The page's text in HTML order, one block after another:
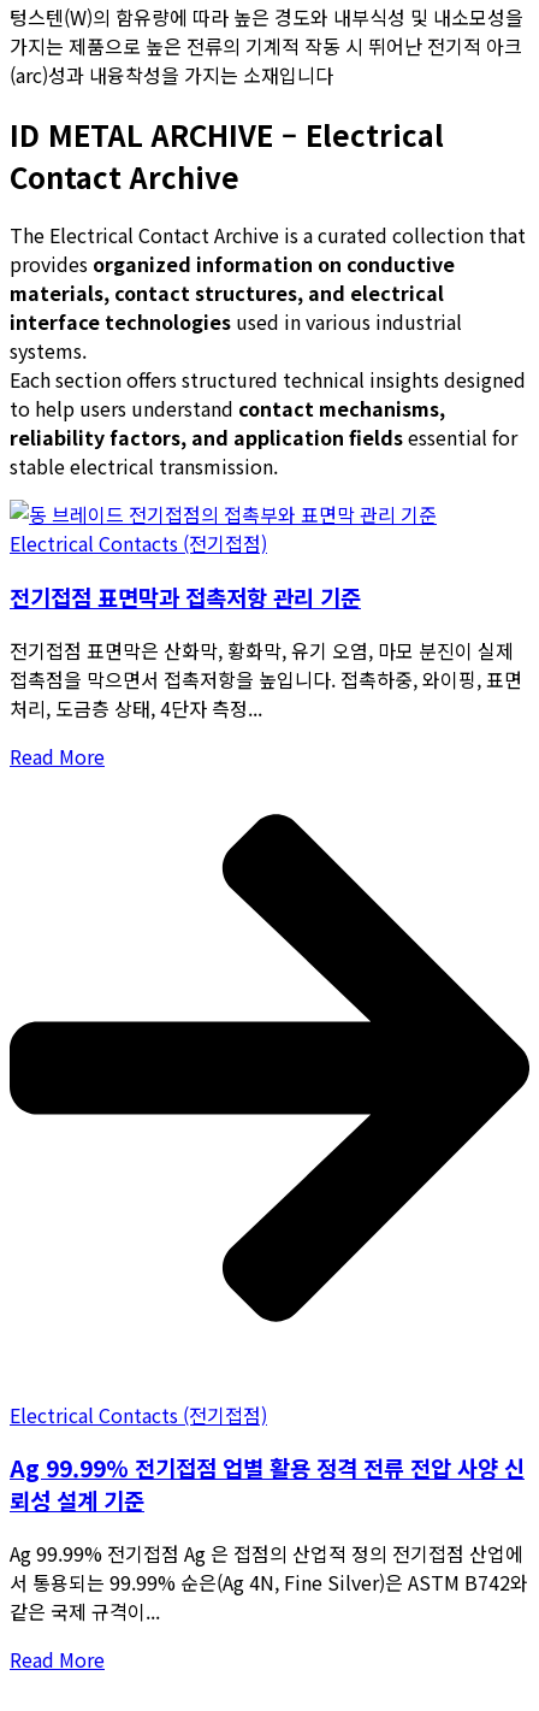
텅스텐(W)의 함유량에 따라 높은 경도와 내부식성 및 내소모성을
가지는 제품으로 높은 전류의 기계적 작동 시 뛰어난 전기적 아크
(arc)성과 내융착성을 가지는 소재입니다
ID METAL ARCHIVE – Electrical
Contact Archive
The Electrical Contact Archive is a curated collection that
provides organized information on conductive
materials, contact structures, and electrical
interface technologies used in various industrial
systems.
Each section offers structured technical insights designed
to help users understand contact mechanisms,
reliability factors, and application fieldsessential for
stable electrical transmission.
Electrical Contacts (전기접점)
전기접점 표면막과 접촉저항 관리 기준
전기접점 표면막은 산화막, 황화막, 유기 오염, 마모 분진이 실제
접촉점을 막으면서 접촉저항을 높입니다. 접촉하중, 와이핑, 표면
처리, 도금층 상태, 4단자 측정...
Read More
Electrical Contacts (전기접점)
Ag 99.99% 전기접점 업별 활용 정격 전류 전압 사양 신
뢰성 설계 기준
Ag 99.99% 전기접점 Ag 은 접점의 산업적 정의 전기접점 산업에
서 통용되는 99.99% 순은(Ag 4N, Fine Silver)은 ASTM B742와
같은 국제 규격이...
Read More